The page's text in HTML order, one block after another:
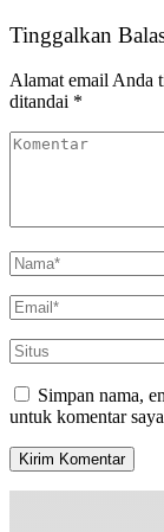
Tinggalkan
Alamat email Anda
ditandai *
Simpan nama,
untuk komentar